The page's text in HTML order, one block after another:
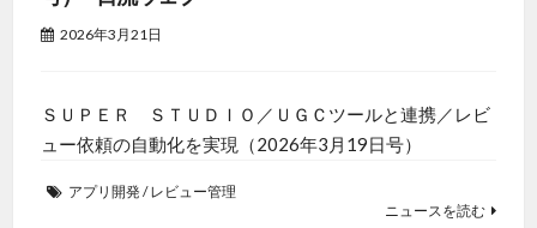
2026年3月21日
ＳＵＰＥＲ ＳＴＵＤＩＯ／ＵＧＣツールと連携／レビ
ュー依頼の自動化を実現（2026年3月19日号）
アプリ開発 /レビュー管理
ニュースを読む